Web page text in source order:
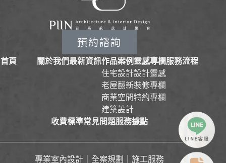
預約諮詢
首頁 關於我們最新資訊作品案例
住宅設計
老屋翻新
商業空間
建築設計
靈感專欄
設計靈感
裝修專欄
特約專欄
服務流程
收費標準常見問題服務據點
專業室內設計｜全案規劃｜施工服務